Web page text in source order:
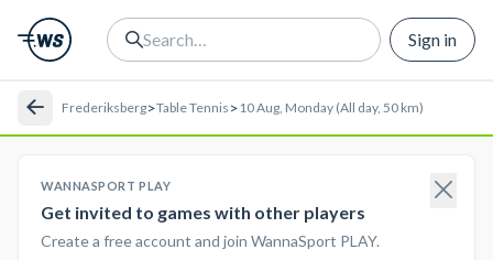
Sign in
Frederiksberg>Table Tennis >10 Aug, Monday (All day, 50 km)
WANNASPORT PLAY
Get invited to games with other players
Create a free account and join WannaSport PLAY.